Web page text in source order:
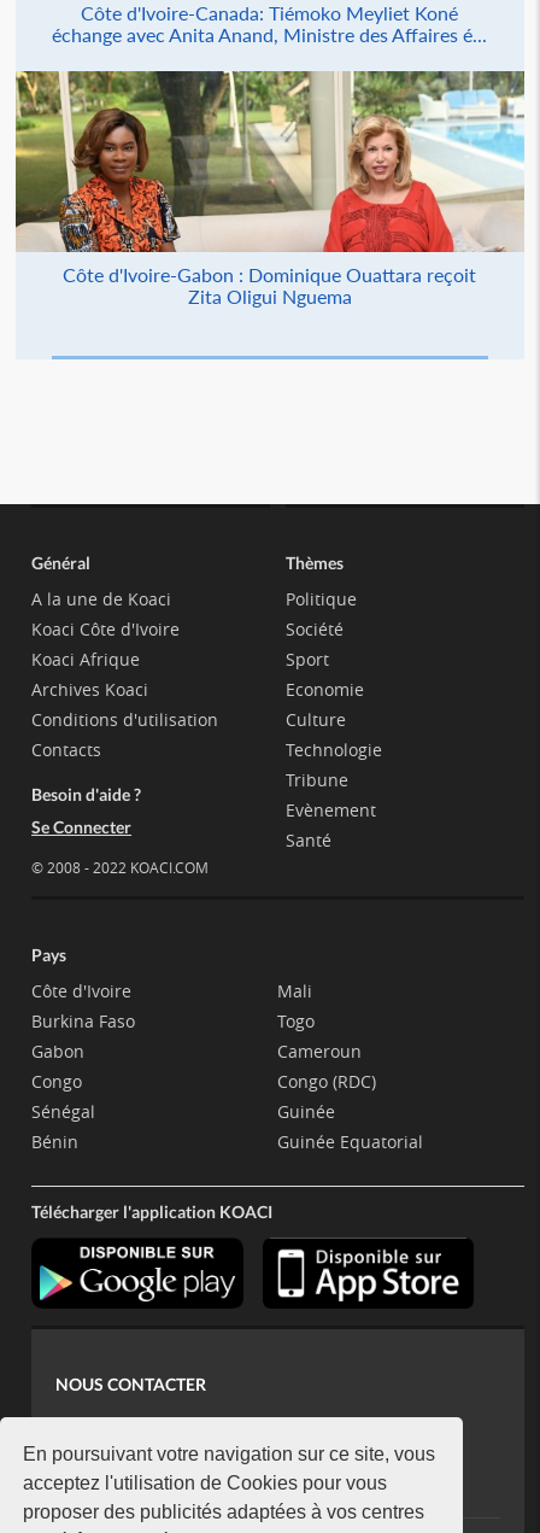
En poursuivant votre navigation sur ce site, vous
acceptez l'utilisation de Cookies pour vous
proposer des publicités adaptées à vos centres
Côte d'Ivoire-Canada: Tiémoko Meyliet Koné
échange avec Anita Anand, Ministre des Affaires é...
Côte d'Ivoire-Gabon : Dominique Ouattara reçoit
Zita Oligui Nguema
Général
A la une de Koaci
Koaci Côte d'Ivoire
Koaci Afrique
Archives Koaci
Conditions d'utilisation
Contacts
Besoin d'aide ?
Se Connecter
© 2008 - 2022 KOACI.COM
Thèmes
Politique
Société
Sport
Economie
Culture
Technologie
Tribune
Evènement
Santé
Pays
Côte d'Ivoire
Burkina Faso
Gabon
Congo
Sénégal
Bénin
Mali
Togo
Cameroun
Congo (RDC)
Guinée
Guinée Equatorial
Télécharger l'application KOACI
NOUS CONTACTER
koaci@yahoo.fr
+225 07 08 85 52 93